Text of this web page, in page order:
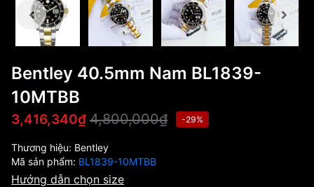
Bentley 40.5mm Nam BL1839-
10MTBB
3,416,340₫ 4,800,000₫ -29%
Thương hiệu: Bentley
Mã sản phẩm: BL1839-10MTBB
Hướng dẫn chọn size